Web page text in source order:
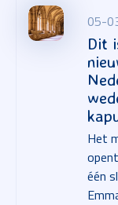
05-
Dit
Het
één